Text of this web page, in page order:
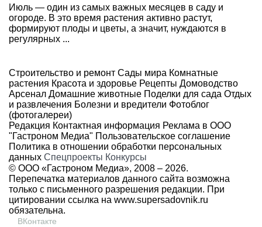
Июль — один из самых важных месяцев в саду и
огороде. В это время растения активно растут,
формируют плоды и цветы, а значит, нуждаются в
регулярных ...
Строительство и ремонт Сады мира Комнатные
растения Красота и здоровье Рецепты Домоводство
Арсенал Домашние животные Поделки для сада Отдых
и развлечения Болезни и вредители Фотоблог
(фотогалереи)
Редакция Контактная информация Реклама в ООО
"Гастроном Медиа" Пользовательское соглашение
Политика в отношении обработки персональных
данных Спецпроекты Конкурсы
© ООО «Гастроном Медиа», 2008 – 2026.
Перепечатка материалов данного сайта возможна
только с письменного разрешения редакции. При
цитировании ссылка на www.supersadovnik.ru
обязательна.
ВКонтакте